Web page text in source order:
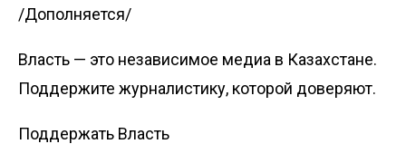
/Дополняется/
Власть — это независимое медиа в Казахстане.
Поддержите журналистику, которой доверяют.
Поддержать Власть